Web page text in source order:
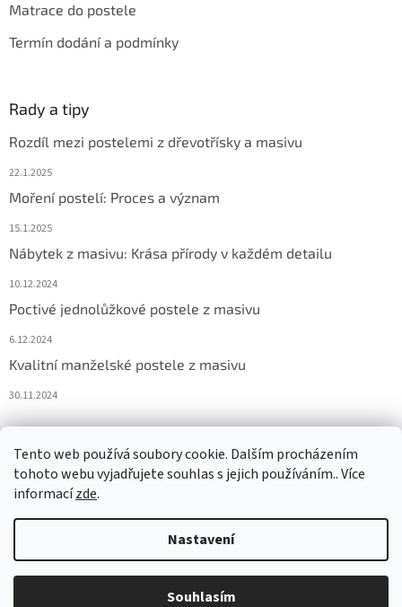
Tento web používá soubory cookie. Dalším procházením
tohoto webu vyjadřujete souhlas s jejich používáním.. Více
informacízde.
Nastavení
Souhlasím
Matrace do postele
Termín dodání a podmínky
Rady a tipy
Rozdíl mezi postelemi z dřevotřísky a masivu
22.1.2025
Moření postelí: Proces a význam
15.1.2025
Nábytek z masivu: Krása přírody v každém detailu
10.12.2024
Poctivé jednolůžkové postele z masivu
6.12.2024
Kvalitní manželské postele z masivu
30.11.2024
Vytvořil Shoptet
Extra-nabytek.cz. Všechna práva vyhrazena.